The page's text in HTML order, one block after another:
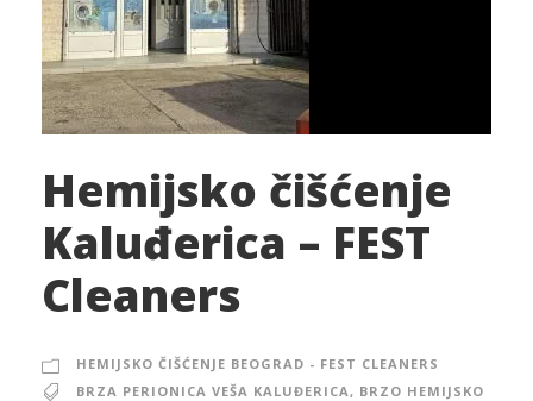
Hemijsko čišćenje
Kaluđerica – FEST
Cleaners
HEMIJSKO ČIŠĆENJE BEOGRAD - FEST CLEANERS
BRZA PERIONICA VEŠA KALUĐERICA , BRZO HEMIJSKO